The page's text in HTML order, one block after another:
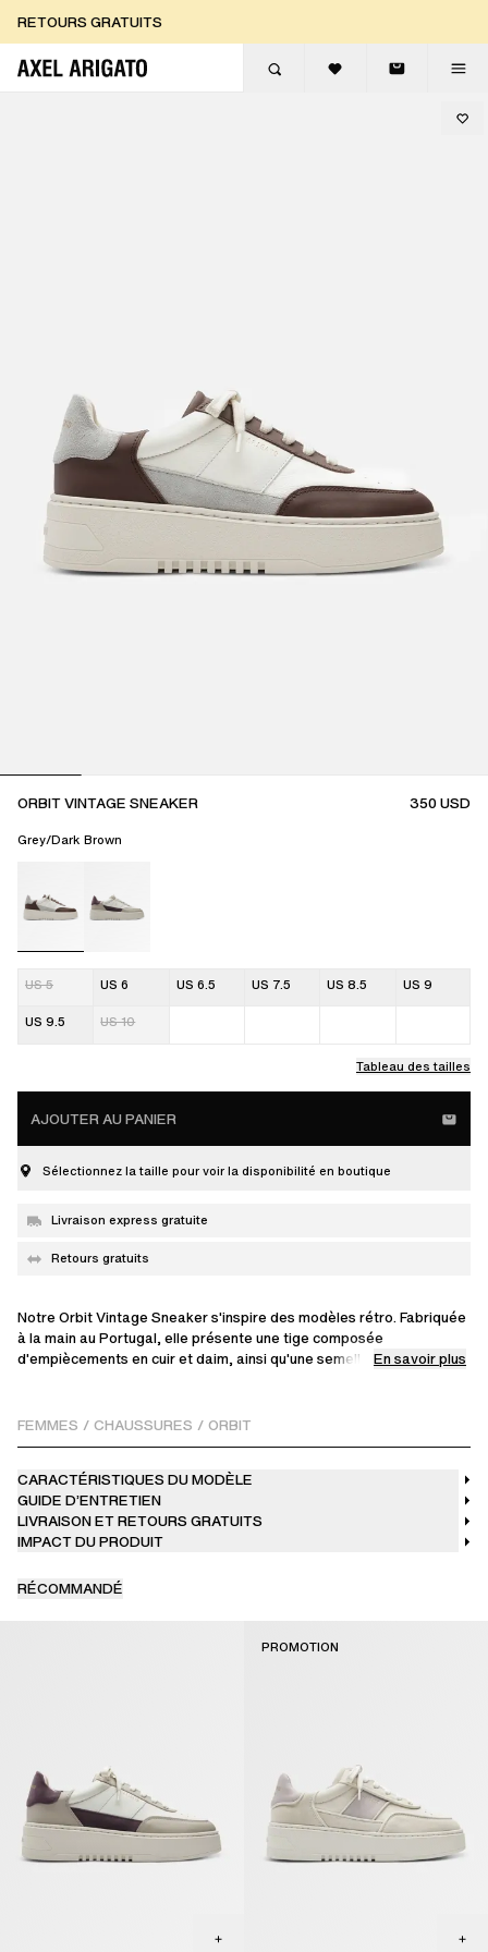
RETOURS GRATUITS
LIVRAISON EXPRESS GRATUITE
ORBIT VINTAGE SNEAKER 350USD
Grey/Dark Brown
US 5 US 6 US 6.5 US 7.5 US 8.5 US 9
US 9.5 US 10
Tableau des tailles
AJOUTER AU PANIER
Sélectionnez la taille pour voir la disponibilité en boutique
Livraison express gratuite
Retours gratuits
Notre Orbit Vintage Sneaker s'inspire des modèles rétro. Fabriquée
à la main au Portugal, elle présente une tige composée
d'empiècements en cuir et daim, ainsi qu'une semelle plateforme
En savoir plus
FEMMES / CHAUSSURES / ORBIT
CARACTÉRISTIQUES DU MODÈLE
GUIDE D’ENTRETIEN
LIVRAISON ET RETOURS GRATUITS
IMPACT DU PRODUIT
RÉCOMMANDÉ
PROMOTION